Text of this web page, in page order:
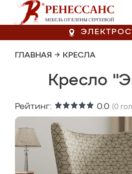
ГЛАВНАЯ → КРЕСЛА
Кресло
Рейтинг: 0.0 (0